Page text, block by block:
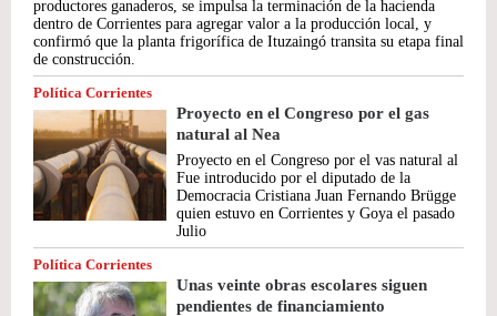
productores ganaderos, se impulsa la terminación de la hacienda
dentro de Corrientes para agregar valor a la producción local, y
confirmó que la planta frigorífica de Ituzaingó transita su etapa final
de construcción.
Política Corrientes
Proyecto en el Congreso por el gas
natural al Nea
Proyecto en el Congreso por el vas natural al
Fue introducido por el diputado de la
Democracia Cristiana Juan Fernando Brügge
quien estuvo en Corrientes y Goya el pasado
Julio
Política Corrientes
Unas veinte obras escolares siguen
pendientes de financiamiento